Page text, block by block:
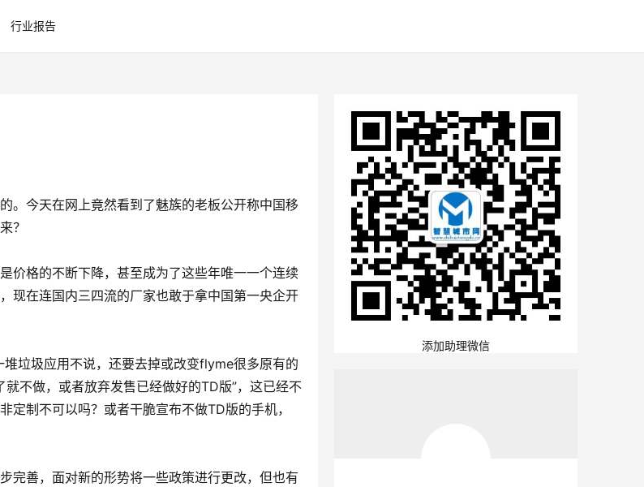
行业报告
。今天在网上竟然看到了魅族的老板公开称中国移
？
格的不断下降，甚至成为了这些年唯一一个连续
现在连国内三四流的厂家也敢于拿中国第一央企开
垃圾应用不说，还要去掉或改变flyme很多原有的
不做，或者放弃发售已经做好的TD版”，这已经不
制不可以吗？或者干脆宣布不做TD版的手机，
善，面对新的形势将一些政策进行更改，但也有
添加助理微信